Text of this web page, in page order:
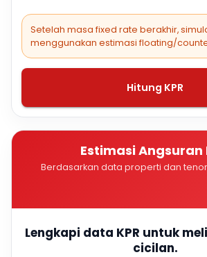
Setelah masa fixed rate berakhir,
menggunakan estimasi floating/
Hitung KPR
Estimasi Angsuran
Berdasarkan data properti dan
Lengkapi data KPR untuk
cicilan.